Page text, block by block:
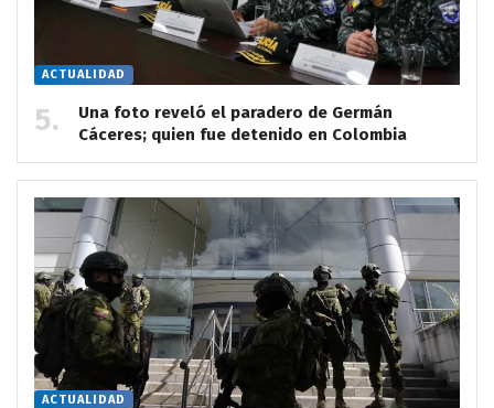
ACTUALIDAD
Una foto reveló el paradero de Germán
Cáceres; quien fue detenido en Colombia
ACTUALIDAD